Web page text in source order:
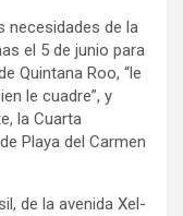
necesidades de la
el 5 de junio para
Quintana Roo, “le
le cuadre”, y
la Cuarta
Playa del Carmen
de la avenida Xel-